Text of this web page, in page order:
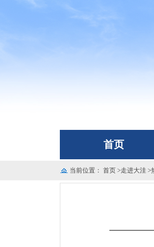
首页
当前位置： 首页 >走进大洼 >